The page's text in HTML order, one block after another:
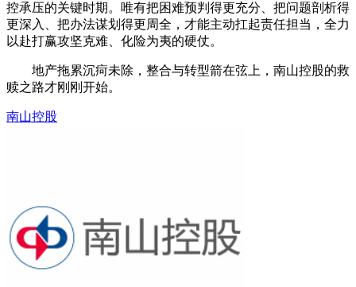
控承压的关键时期。唯有把困难预判得更充分、把问题剖析得
更深入、把办法谋划得更周全，才能主动扛起责任担当，全力
以赴打赢攻坚克难、化险为夷的硬仗。
地产拖累沉疴未除，整合与转型箭在弦上，南山控股的救
赎之路才刚刚开始。
南山控股